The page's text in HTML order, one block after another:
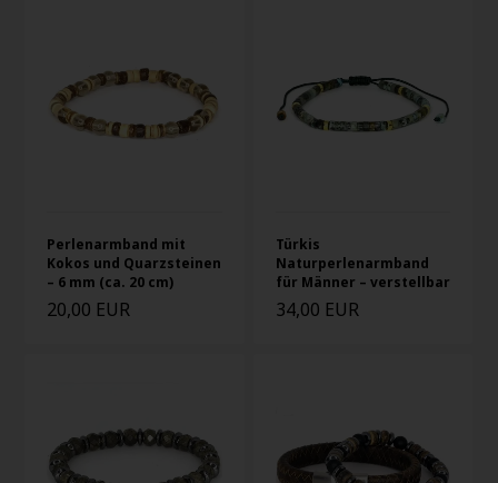
Perlenarmband mit
Kokos und Quarzsteinen
– 6 mm (ca. 20 cm)
20,00 EUR
Türkis
Naturperlenarmband
für Männer – verstellbar
34,00 EUR